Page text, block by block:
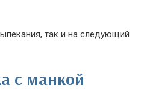
так и на следующий
с манкой